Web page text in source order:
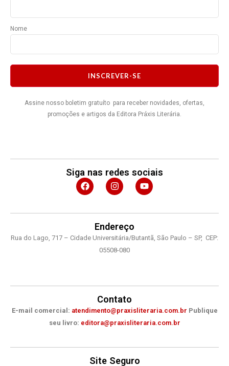
Nome
INSCREVER-SE
Assine nosso boletim gratuíto para receber novidades, ofertas,
promoções e artigos da Editora Práxis Literária.
Siga nas redes sociais
F
a
c
b
o
k
I
n
s
a
g
r
a
m
Y
o
u
u
Endereço
Rua do Lago, 717 – Cidade Universitária/Butantã, São Paulo – SP, CEP:
05508-080
Contato
E-mail comercial: atendimento@praxisliteraria.com.br Publique
seu livro: editora@praxisliteraria.com.br
Site Seguro